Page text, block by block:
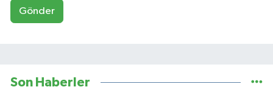
Gönder
Son Haberler